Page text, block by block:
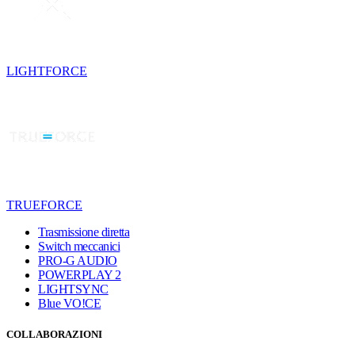
LIGHTFORCE
TRUEFORCE
Trasmissione diretta
Switch meccanici
PRO-G AUDIO
POWERPLAY 2
LIGHTSYNC
Blue VO!CE
COLLABORAZIONI